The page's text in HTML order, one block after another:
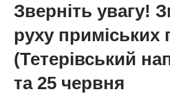
Зверніть увагу!
руху приміських
(Тетерівський
та 25 червня